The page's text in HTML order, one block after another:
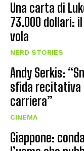
Una carta di
73.000 dollari:
vola
NERD STORIES
Andy Serkis:
sfida recitativa
carriera”
CINEMA
Giappone: